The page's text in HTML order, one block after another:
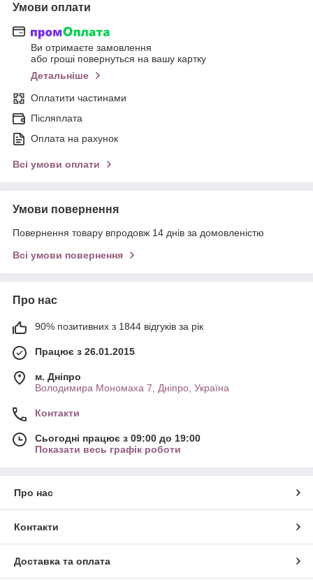
Умови оплати
Ви отримаєте замовлення
або гроші повернуться на вашу картку
Детальніше
Оплатити частинами
Післяплата
Оплата на рахунок
Всі умови оплати
Умови повернення
Повернення товару впродовж 14 днів за домовленістю
Всі умови повернення
Про нас
90% позитивних з 1844 відгуків за рік
Працює з 26.01.2015
м. Дніпро
Володимира Мономаха 7, Дніпро, Україна
Контакти
Сьогодні працює з 09:00 до 19:00
Показати весь графік роботи
Про нас
Контакти
Доставка та оплата